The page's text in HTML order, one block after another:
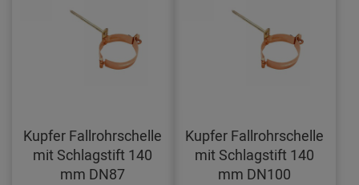
Kupfer Fallrohrschelle
mit Schlagstift 140
mm DN87
Kupfer Fallrohrschelle
mit Schlagstift 140
mm DN100